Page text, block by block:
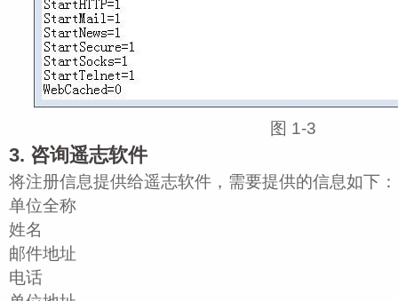
图 1‑3
3. 咨询遥志软件
将注册信息提供给遥志软件，需要提供的信息如下：
单位全称
姓名
邮件地址
电话